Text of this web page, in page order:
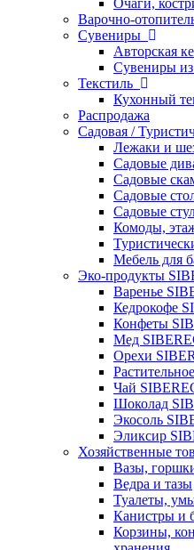
Очаги,
Варочно-
Сувениры
Авторская
Сувениры из
Текстиль
Кухонный
Распродажа
Садовая /
Лежаки и
Садовые
Садовые
Садовые
Садовые
Комоды,
Мебель для
Эко-продукты
Варенье
Кедрокофе
Конфеты
Мед
Орехи
Чай
Шоколад
Экосоль
Эликсир
Хозяйственные
Вазы,
Ведра и тазы
Туалеты,
Канистры и
Корзины,